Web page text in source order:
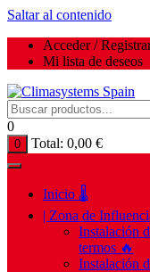
Saltar al contenido
Acceder /
Mi lista de deseos
0
0 Total: 0,00 €
Inicio 🌡️
| Zona de
Instalación
termos 🔥
Instalación